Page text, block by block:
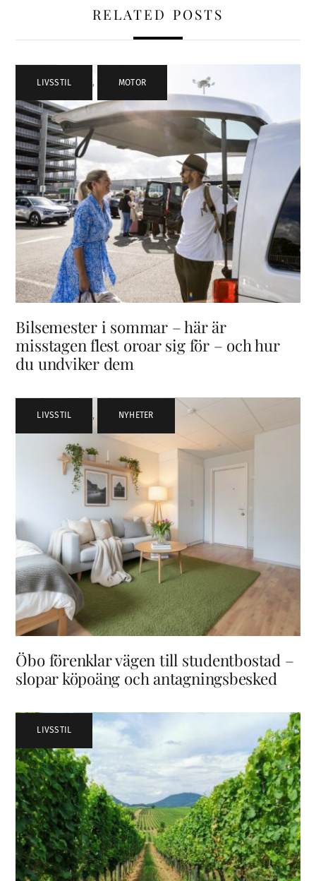
RELATED POSTS
LIVSSTIL , MOTOR
Bilsemester i sommar – här är
misstagen flest oroar sig för – och hur
du undviker dem
LIVSSTIL , NYHETER
Öbo förenklar vägen till studentbostad –
slopar köpoäng och antagningsbesked
LIVSSTIL